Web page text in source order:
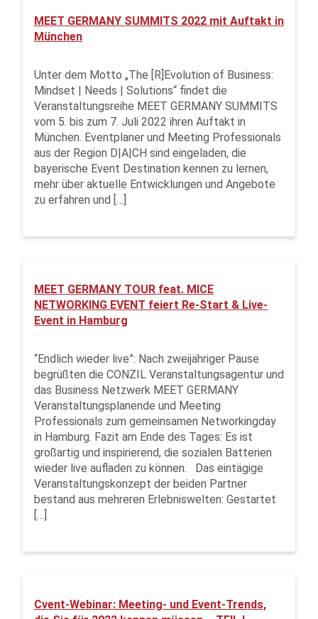
MEET GERMANY SUMMITS 2022 mit Auftakt in
München
Unter dem Motto „The [R]Evolution of Business:
Mindset | Needs | Solutions“ findet die
Veranstaltungsreihe MEET GERMANY SUMMITS
vom 5. bis zum 7. Juli 2022 ihren Auftakt in
München. Eventplaner und Meeting Professionals
aus der Region D|A|CH sind eingeladen, die
bayerische Event Destination kennen zu lernen,
mehr über aktuelle Entwicklungen und Angebote
zu erfahren und […]
MEET GERMANY TOUR feat. MICE
NETWORKING EVENT feiert Re-Start & Live-
Event in Hamburg
“Endlich wieder live”: Nach zweijähriger Pause
begrüßten die CONZIL Veranstaltungsagentur und
das Business Netzwerk MEET GERMANY
Veranstaltungsplanende und Meeting
Professionals zum gemeinsamen Networkingday
in Hamburg. Fazit am Ende des Tages: Es ist
großartig und inspirierend, die sozialen Batterien
wieder live aufladen zu können. Das eintägige
Veranstaltungskonzept der beiden Partner
bestand aus mehreren Erlebniswelten: Gestartet
[…]
Cvent-Webinar: Meeting- und Event-Trends,